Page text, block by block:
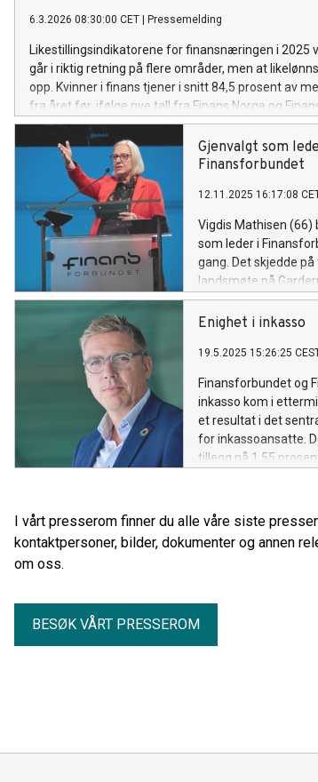
6.3.2026 08:30:00 CET Pressemelding
Likestillingsindikatorene for finansnæringen i 2025
går i riktig retning på flere områder, men at
opp. Kvinner i finans tjener i snitt 84,5 prosent av
fra året før, ifølge nye tall fra Finans Norge og
Gjenvalgt som
Finansforbundet
12.11.2025 16:17:08
Vigdis Mathisen (66)
som leder i
gang. Det skjedde
landsmøte på
vi står i er et sterkt
viktigere enn på
Enighet i inkasso
19.5.2025 15:26:25
Finansforbundet og
inkasso kom i
et resultat i det
for inkassoansatte.
tillegg på 1,55
I vårt presserom finner du alle våre siste
kontaktpersoner, bilder, dokumenter og annen
om oss.
BESØK VÅRT PRESSEROM